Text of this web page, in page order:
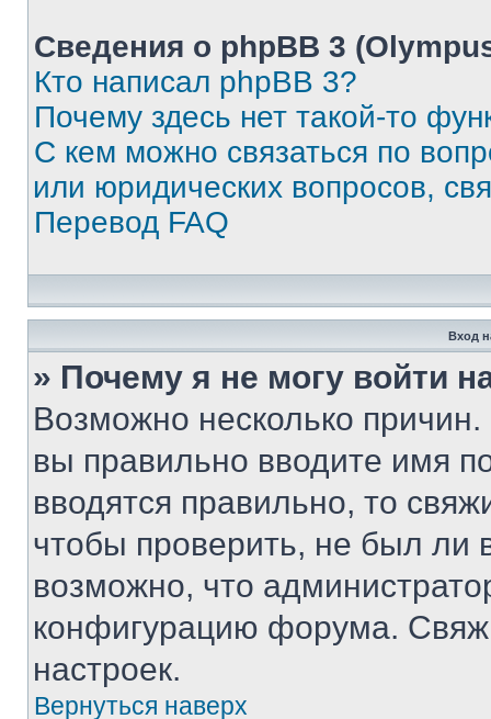
Сведения о phpBB 3
Кто написал phpBB 3?
Почему здесь нет такой-то
С кем можно связаться по
или юридических вопросов,
Перевод FAQ
Вход
» Почему я не могу войти
Возможно несколько
вы правильно вводите имя
вводятся правильно, то
чтобы проверить, не был ли
возможно, что
конфигурацию форума.
настроек.
Вернуться наверх